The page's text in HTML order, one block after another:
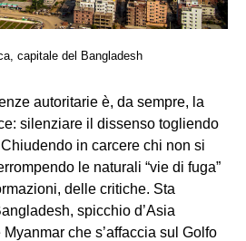
capitale del Bangladesh
autoritarie è, da sempre, la
silenziare il dissenso togliendo
in carcere chi non si
le naturali “vie di fuga”
delle critiche. Sta
spicchio d’Asia
che s’affaccia sul Golfo